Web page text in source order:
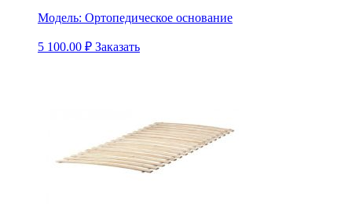
Модель: Ортопедическое основание
5 100.00 ₽ Заказать